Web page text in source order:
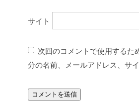
サイト
次回のコメントで使用するた
分の名前、メールアドレス、サ